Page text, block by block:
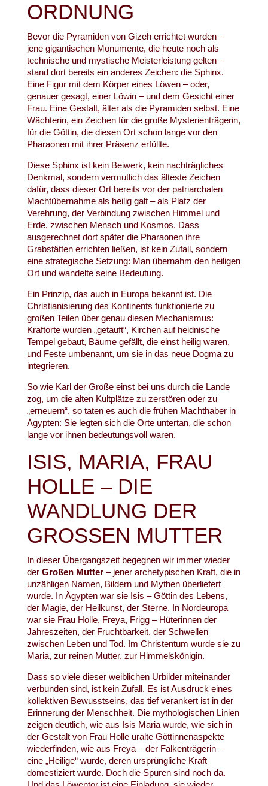
ORDNUNG
Bevor die Pyramiden von Gizeh errichtet wurden –
jene gigantischen Monumente, die heute noch als
technische und mystische Meisterleistung gelten –
stand dort bereits ein anderes Zeichen: die Sphinx.
Eine Figur mit dem Körper eines Löwen – oder,
genauer gesagt, einer Löwin – und dem Gesicht einer
Frau. Eine Gestalt, älter als die Pyramiden selbst. Eine
Wächterin, ein Zeichen für die große Mysterienträgerin,
für die Göttin, die diesen Ort schon lange vor den
Pharaonen mit ihrer Präsenz erfüllte.
Diese Sphinx ist kein Beiwerk, kein nachträgliches
Denkmal, sondern vermutlich das älteste Zeichen
dafür, dass dieser Ort bereits vor der patriarchalen
Machtübernahme als heilig galt – als Platz der
Verehrung, der Verbindung zwischen Himmel und
Erde, zwischen Mensch und Kosmos. Dass
ausgerechnet dort später die Pharaonen ihre
Grabstätten errichten ließen, ist kein Zufall, sondern
eine strategische Setzung: Man übernahm den heiligen
Ort und wandelte seine Bedeutung.
Ein Prinzip, das auch in Europa bekannt ist. Die
Christianisierung des Kontinents funktionierte zu
großen Teilen über genau diesen Mechanismus:
Kraftorte wurden „getauft“, Kirchen auf heidnische
Tempel gebaut, Bäume gefällt, die einst heilig waren,
und Feste umbenannt, um sie in das neue Dogma zu
integrieren.
So wie Karl der Große einst bei uns durch die Lande
zog, um die alten Kultplätze zu zerstören oder zu
„erneuern“, so taten es auch die frühen Machthaber in
Ägypten: Sie legten sich die Orte untertan, die schon
lange vor ihnen bedeutungsvoll waren.
ISIS, MARIA, FRAU
HOLLE – DIE
WANDLUNG DER
GROSSEN MUTTER
In dieser Übergangszeit begegnen wir immer wieder
der Großen Mutter– jener archetypischen Kraft, die in
unzähligen Namen, Bildern und Mythen überliefert
wurde. In Ägypten war sie Isis – Göttin des Lebens,
der Magie, der Heilkunst, der Sterne. In Nordeuropa
war sie Frau Holle, Freya, Frigg – Hüterinnen der
Jahreszeiten, der Fruchtbarkeit, der Schwellen
zwischen Leben und Tod. Im Christentum wurde sie zu
Maria, zur reinen Mutter, zur Himmelskönigin.
Dass so viele dieser weiblichen Urbilder miteinander
verbunden sind, ist kein Zufall. Es ist Ausdruck eines
kollektiven Bewusstseins, das tief verankert ist in der
Erinnerung der Menschheit. Die mythologischen Linien
zeigen deutlich, wie aus Isis Maria wurde, wie sich in
der Gestalt von Frau Holle uralte Göttinnenaspekte
wiederfinden, wie aus Freya – der Falkenträgerin –
eine „Heilige“ wurde, deren ursprüngliche Kraft
domestiziert wurde. Doch die Spuren sind noch da.